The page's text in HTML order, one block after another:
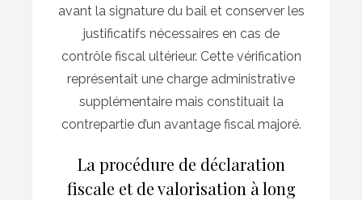
avant la signature du bail et conserver les
justificatifs nécessaires en cas de
contrôle fiscal ultérieur. Cette vérification
représentait une charge administrative
supplémentaire mais constituait la
contrepartie d’un avantage fiscal majoré.
La procédure de déclaration
fiscale et de valorisation à long